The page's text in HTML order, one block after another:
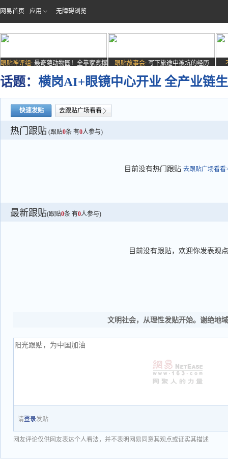
网易首页 应用 无障碍浏览
跟贴神评组: 最奇葩动物园！全靠家禽撑
场子
跟贴故事会: 写下旅途中被坑的经历
话题： 横岗AI+眼镜中心开业 全产业链
快速发贴 去跟贴广场看看
热门跟贴 (跟贴0条 有0人参与)
目前没有热门跟贴 去跟贴广场看看
最新跟贴(跟贴0条 有0人参与)
目前没有跟贴，欢迎你发表观点
文明社会，从理性发贴开始。谢绝地
请登录发贴
网友评论仅供网友表达个人看法，并不表明网易同意其观点或证实其描述